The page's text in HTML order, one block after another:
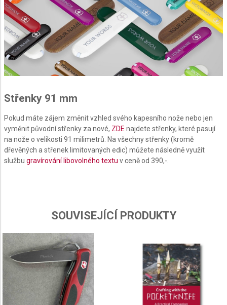
Střenky 91 mm
Pokud máte zájem změnit vzhled svého kapesního nože nebo jen
vyměnit původní střenky za nové, ZDE najdete střenky, které pasují
na nože o velikosti 91 milimetrů. Na všechny střenky (kromě
dřevěných a střenek limitovaných edic) můžete následně využít
službu gravírování libovolného textu v ceně od 390,-.
SOUVISEJÍCÍ PRODUKTY
Measure advertising performance
Measure content performance
Understand audiences through statistics or
combinations of data from different sources
Develop and improve services
Use limited data to select content
IAB Special Features:
Use precise geolocation data
Identify devices based on information actively
requested
Performance
Functional
Advertising